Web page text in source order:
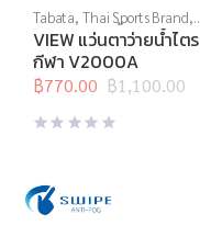
Tabata, Thai Sports Brand,
View,กีฬาทางน้ำ,แว่นตาว่าย
น้ำ,แว่นตาว่ายน้ำแข่งขัน
VIEW แว่นตาว่ายน้ำไตร
กีฬา V2000A
฿1,100.00
Original
price
was:
฿770.00
Current
price
is: